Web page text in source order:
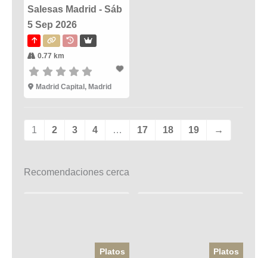
Salesas Madrid - Sáb
5 Sep 2026
0.77 km
Madrid Capital, Madrid
1 2 3 4 … 17 18 19 →
Recomendaciones cerca
Platos Platos